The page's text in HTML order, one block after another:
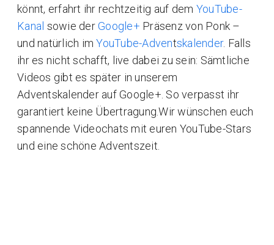
könnt, erfahrt ihr rechtzeitig auf dem YouTube-
Kanal sowie derGoogle+ Präsenz von Ponk –
und natürlich imYouTube-Adventskalender. Falls
ihr es nicht schafft, live dabei zu sein: Sämtliche
Videos gibt es später in unserem
Adventskalender auf Google+. So verpasst ihr
garantiert keine Übertragung.Wir wünschen euch
spannende Videochats mit euren YouTube-Stars
und eine schöne Adventszeit.